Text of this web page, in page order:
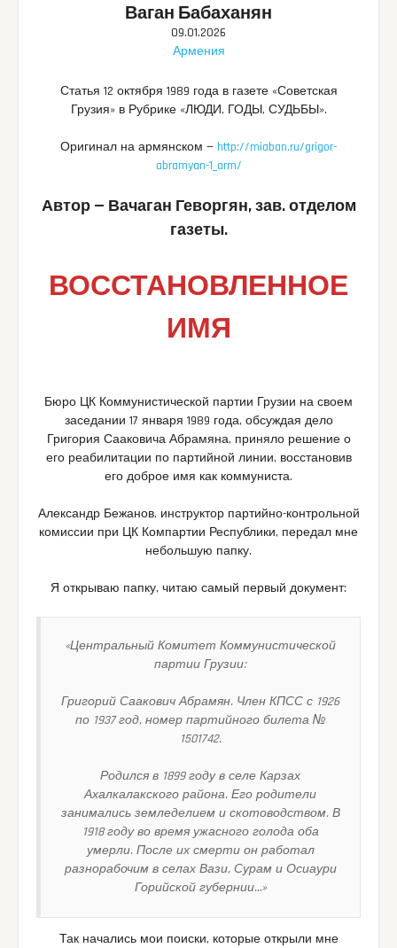
Ваган Бабаханян
09.01.2026
Армения
Статья 12 октября 1989 года в газете «Советская
Грузия» в Рубрике «ЛЮДИ, ГОДЫ, СУДЬБЫ».
Оригинал на армянском — http://miaban.ru/grigor-
abramyan-1_arm/
Автор — Вачаган Геворгян, зав. отделом
газеты.
ВОССТАНОВЛЕННОЕ
ИМЯ
Бюро ЦК Коммунистической партии Грузии на своем
заседании 17 января 1989 года, обсуждая дело
Григория Сааковича Абрамяна, приняло решение о
его реабилитации по партийной линии, восстановив
его доброе имя как коммуниста.
Александр Бежанов, инструктор партийно-контрольной
комиссии при ЦК Компартии Республики, передал мне
небольшую папку.
Я открываю папку, читаю самый первый документ:
«Центральный Комитет Коммунистической
партии Грузии:
Григорий Саакович Абрамян. Член КПСС с 1926
по 1937 год, номер партийного билета №
1501742.
Родился в 1899 году в селе Карзах
Ахалкалакского района. Его родители
занимались земледелием и скотоводством. В
1918 году во время ужасного голода оба
умерли. После их смерти он работал
разнорабочим в селах Вази, Сурам и Осиаури
Горийской губернии…»
Так начались мои поиски, которые открыли мне